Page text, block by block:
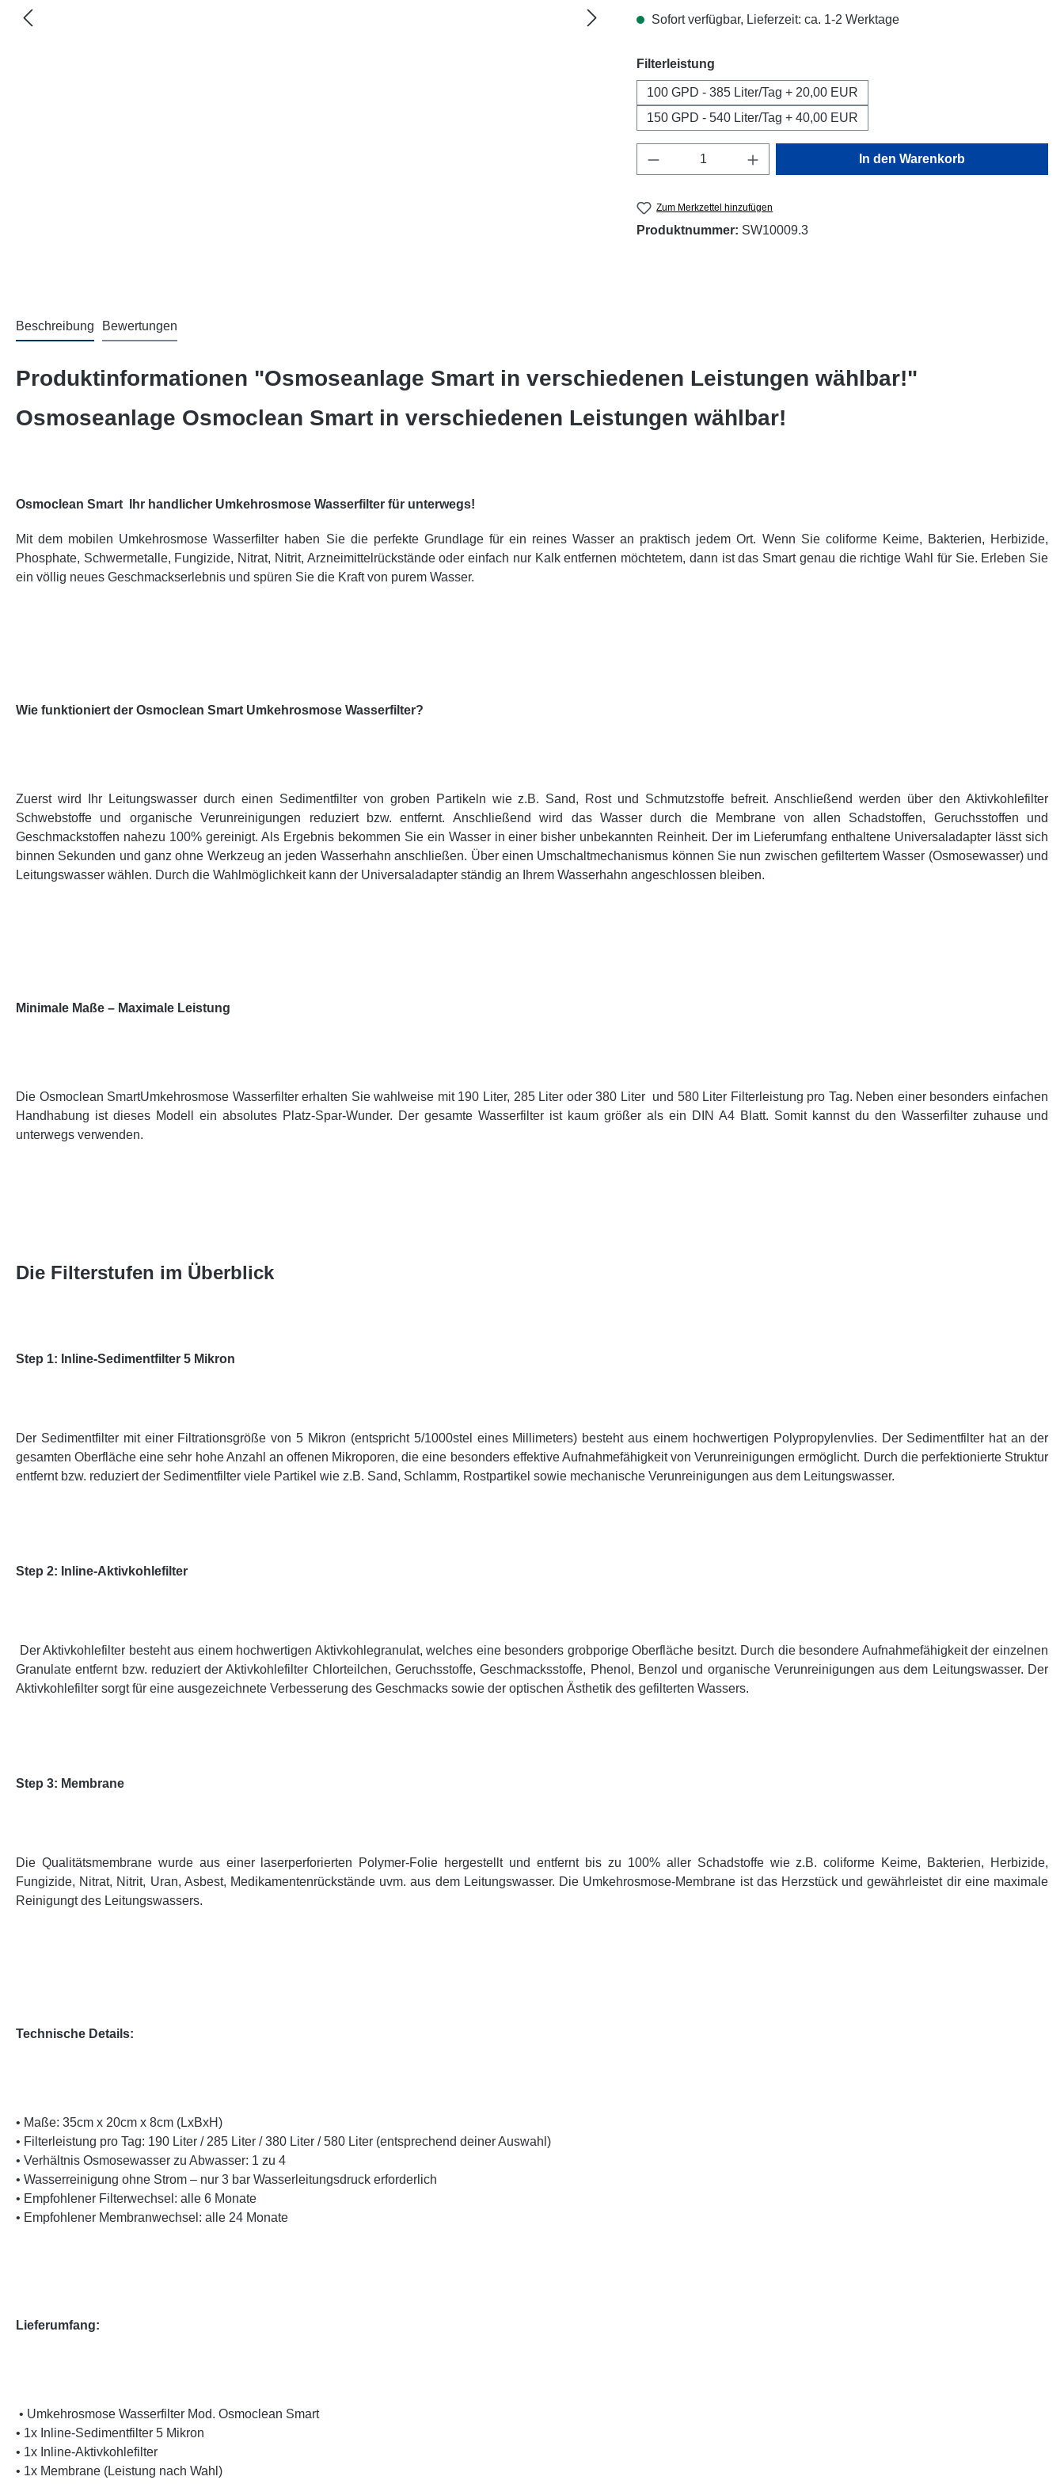
Sofort verfügbar, Lieferzeit: ca. 1-2 Werktage
Filterleistung
100 GPD - 385 Liter/Tag + 20,00 EUR
150 GPD - 540 Liter/Tag + 40,00 EUR
Produkt Anzahl: Gib den gewünschten Wert ein
In den Warenkorb
Zum Merkzettel hinzufügen
Produktnummer: SW10009.3
Beschreibung Bewertungen
Produktinformationen "Osmoseanlage Smart in verschiedenen Leistungen wählbar!"
Osmoseanlage Osmoclean Smart in verschiedenen Leistungen wählbar!
Osmoclean Smart Ihr handlicher Umkehrosmose Wasserfilter für unterwegs!
Mit dem mobilen Umkehrosmose Wasserfilter haben Sie die perfekte Grundlage für ein reines Wasser an praktisch jedem Ort. Wenn Sie coliforme Keime, Bakterien, Herbizide,
Phosphate, Schwermetalle, Fungizide, Nitrat, Nitrit, Arzneimittelrückstände oder einfach nur Kalk entfernen möchtetem, dann ist das Smart genau die richtige Wahl für Sie. Erleben Sie
ein völlig neues Geschmackserlebnis und spüren Sie die Kraft von purem Wasser.
Wie funktioniert der Osmoclean Smart Umkehrosmose Wasserfilter?
Zuerst wird Ihr Leitungswasser durch einen Sedimentfilter von groben Partikeln wie z.B. Sand, Rost und Schmutzstoffe befreit. Anschließend werden über den Aktivkohlefilter
Schwebstoffe und organische Verunreinigungen reduziert bzw. entfernt. Anschließend wird das Wasser durch die Membrane von allen Schadstoffen, Geruchsstoffen und
Geschmackstoffen nahezu 100% gereinigt. Als Ergebnis bekommen Sie ein Wasser in einer bisher unbekannten Reinheit. Der im Lieferumfang enthaltene Universaladapter lässt sich
binnen Sekunden und ganz ohne Werkzeug an jeden Wasserhahn anschließen. Über einen Umschaltmechanismus können Sie nun zwischen gefiltertem Wasser (Osmosewasser) und
Leitungswasser wählen. Durch die Wahlmöglichkeit kann der Universaladapter ständig an Ihrem Wasserhahn angeschlossen bleiben.
Minimale Maße – Maximale Leistung
Die Osmoclean SmartUmkehrosmose Wasserfilter erhalten Sie wahlweise mit 190 Liter, 285 Liter oder 380 Liter und 580 Liter Filterleistung pro Tag. Neben einer besonders einfachen
Handhabung ist dieses Modell ein absolutes Platz-Spar-Wunder. Der gesamte Wasserfilter ist kaum größer als ein DIN A4 Blatt. Somit kannst du den Wasserfilter zuhause und
unterwegs verwenden.
Die Filterstufen im Überblick
Step 1: Inline-Sedimentfilter 5 Mikron
Der Sedimentfilter mit einer Filtrationsgröße von 5 Mikron (entspricht 5/1000stel eines Millimeters) besteht aus einem hochwertigen Polypropylenvlies. Der Sedimentfilter hat an der
gesamten Oberfläche eine sehr hohe Anzahl an offenen Mikroporen, die eine besonders effektive Aufnahmefähigkeit von Verunreinigungen ermöglicht. Durch die perfektionierte Struktur
entfernt bzw. reduziert der Sedimentfilter viele Partikel wie z.B. Sand, Schlamm, Rostpartikel sowie mechanische Verunreinigungen aus dem Leitungswasser.
Step 2: Inline-Aktivkohlefilter
Der Aktivkohlefilter besteht aus einem hochwertigen Aktivkohlegranulat, welches eine besonders grobporige Oberfläche besitzt. Durch die besondere Aufnahmefähigkeit der einzelnen
Granulate entfernt bzw. reduziert der Aktivkohlefilter Chlorteilchen, Geruchsstoffe, Geschmacksstoffe, Phenol, Benzol und organische Verunreinigungen aus dem Leitungswasser. Der
Aktivkohlefilter sorgt für eine ausgezeichnete Verbesserung des Geschmacks sowie der optischen Ästhetik des gefilterten Wassers.
Step 3: Membrane
Die Qualitätsmembrane wurde aus einer laserperforierten Polymer-Folie hergestellt und entfernt bis zu 100% aller Schadstoffe wie z.B. coliforme Keime, Bakterien, Herbizide,
Fungizide, Nitrat, Nitrit, Uran, Asbest, Medikamentenrückstände uvm. aus dem Leitungswasser. Die Umkehrosmose-Membrane ist das Herzstück und gewährleistet dir eine maximale
Reinigungt des Leitungswassers.
Technische Details:
• Maße: 35cm x 20cm x 8cm (LxBxH)
• Filterleistung pro Tag: 190 Liter / 285 Liter / 380 Liter / 580 Liter (entsprechend deiner Auswahl)
• Verhältnis Osmosewasser zu Abwasser: 1 zu 4
• Wasserreinigung ohne Strom – nur 3 bar Wasserleitungsdruck erforderlich
• Empfohlener Filterwechsel: alle 6 Monate
• Empfohlener Membranwechsel: alle 24 Monate
Lieferumfang:
• Umkehrosmose Wasserfilter Mod. Osmoclean Smart
• 1x Inline-Sedimentfilter 5 Mikron
• 1x Inline-Aktivkohlefilter
• 1x Membrane (Leistung nach Wahl)